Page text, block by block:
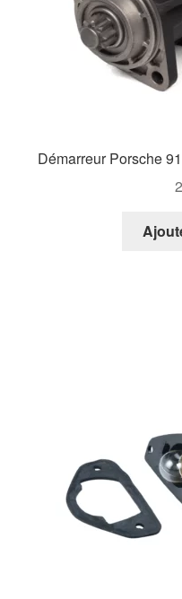
Démarreur Porsche